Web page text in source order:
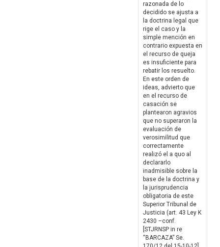
razonada de lo
decidido se ajusta a
la doctrina legal que
rige el caso y la
simple mención en
contrario expuesta en
el recurso de queja
es insuficiente para
rebatir los resuelto.
En este orden de
ideas, advierto que
en el recurso de
casación se
plantearon agravios
que no superaron la
evaluación de
verosimilitud que
correctamente
realizó el a quo al
declararlo
inadmisible sobre la
base de la doctrina y
la jurisprudencia
obligatoria de este
Superior Tribunal de
Justicia (art. 43 Ley K
2430 –conf.
[STJRNSP in re
“BARCAZA” Se.